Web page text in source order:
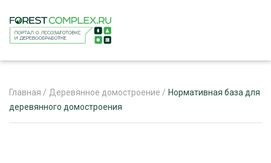
Главная / Деревянное домостроение / Нормативная база для
деревянного домостроения